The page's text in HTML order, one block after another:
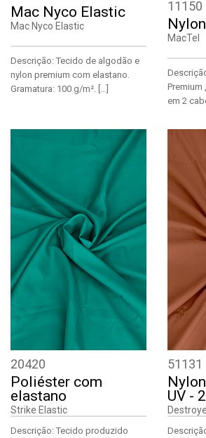
Mac Nyco Elastic
Mac Nyco Elastic
Descrição: Tecido de algodão e
nylon premium com elastano.
Gramatura: 100 g/m². […]
11150
MacTel
em 2
20420
Poliéster com
elastano
Strike Elastic
Descrição: Tecido produzido
51131
UV -